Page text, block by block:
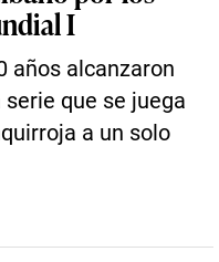
I
años alcanzaron
que se juega
a un solo